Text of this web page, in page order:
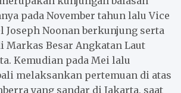
pada November tahun lalu Vice
Joseph Noonan berkunjung serta
Markas Besar Angkatan Laut
Kemudian pada Mei lalu
melaksankan pertemuan di atas
yang sandar di Jakarta, saat